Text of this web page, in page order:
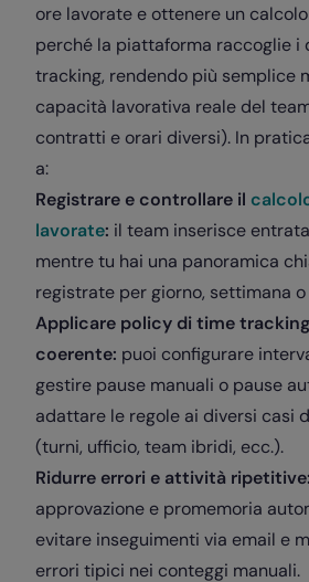
ore lavorate e ottenere un
perché la piattaforma raccoglie i
tracking, rendendo più semplice
capacità lavorativa reale del
contratti e orari diversi). In
a:
Registrare e controllare il
lavorate: il team inserisce
mentre tu hai una panoramica
registrate per giorno, settimana o
Applicare policy di time
coerente: puoi configurare
gestire pause manuali o pause
adattare le regole ai diversi casi
(turni, ufficio, team ibridi, ecc.).
Ridurre errori e attività ripetitive:
approvazione e promemoria
evitare inseguimenti via email e
errori tipici nei conteggi manuali.